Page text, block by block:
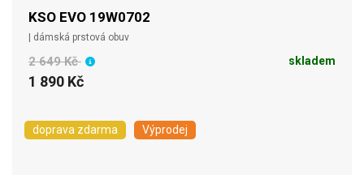
KSO EVO 19W0702
| dámská prstová obuv
2 649 Kč
1 890 Kč
skladem
doprava zdarma Výprodej